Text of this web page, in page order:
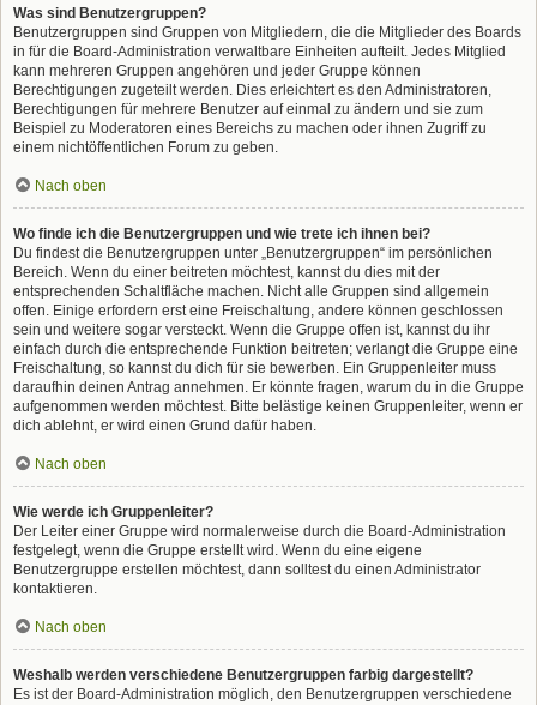
Was sind Benutzergruppen?
Benutzergruppen sind Gruppen von Mitgliedern, die die Mitglieder des Boards
in für die Board-Administration verwaltbare Einheiten aufteilt. Jedes Mitglied
kann mehreren Gruppen angehören und jeder Gruppe können
Berechtigungen zugeteilt werden. Dies erleichtert es den Administratoren,
Berechtigungen für mehrere Benutzer auf einmal zu ändern und sie zum
Beispiel zu Moderatoren eines Bereichs zu machen oder ihnen Zugriff zu
einem nichtöffentlichen Forum zu geben.
Nach oben
Wo finde ich die Benutzergruppen und wie trete ich ihnen bei?
Du findest die Benutzergruppen unter „Benutzergruppen“ im persönlichen
Bereich. Wenn du einer beitreten möchtest, kannst du dies mit der
entsprechenden Schaltfläche machen. Nicht alle Gruppen sind allgemein
offen. Einige erfordern erst eine Freischaltung, andere können geschlossen
sein und weitere sogar versteckt. Wenn die Gruppe offen ist, kannst du ihr
einfach durch die entsprechende Funktion beitreten; verlangt die Gruppe eine
Freischaltung, so kannst du dich für sie bewerben. Ein Gruppenleiter muss
daraufhin deinen Antrag annehmen. Er könnte fragen, warum du in die Gruppe
aufgenommen werden möchtest. Bitte belästige keinen Gruppenleiter, wenn er
dich ablehnt, er wird einen Grund dafür haben.
Nach oben
Wie werde ich Gruppenleiter?
Der Leiter einer Gruppe wird normalerweise durch die Board-Administration
festgelegt, wenn die Gruppe erstellt wird. Wenn du eine eigene
Benutzergruppe erstellen möchtest, dann solltest du einen Administrator
kontaktieren.
Nach oben
Weshalb werden verschiedene Benutzergruppen farbig dargestellt?
Es ist der Board-Administration möglich, den Benutzergruppen verschiedene